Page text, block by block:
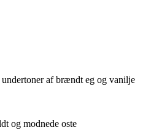
af brændt eg og vanilje
og modnede oste